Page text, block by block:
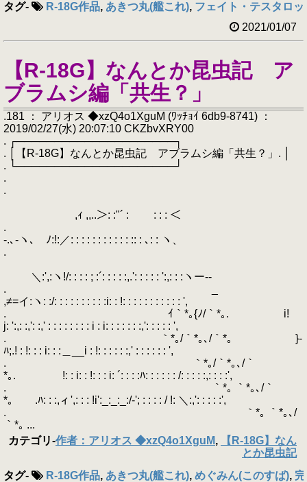
タグ- R-18G作品, あきつ丸(艦これ), フェイト・テスタロッ
2021/01/07
【R-18G】なんとか昆虫記 ア
ブラムシ編「共生？」
.181 ： アリオス ◆xzQ4o1XguM (ﾜｯﾁｮｲ 6db9-8741) ：
2019/02/27(水) 20:07:10 CKZbvXRY00
. ┌─────────────────────┐
. │【R-18G】なんとか昆虫記 アブラムシ編「共生？」. │
. └─────────────────────┘
.
.
,ｨ ,,..＞: :"´ : ￣￣: : : ＜
.
‐.､-ヽ､ ﾉ:!:／: : : : : : : : : : : :: : ､: : ヽ、
.
＼:',:ヽ!/: : : : ; :´: : : : :,.': : : : : ':,: : :ヽー--
. _
,≠=イ:ヽ: :/: : : : : : : : : :i: : !: : : : : : : : : : : ',
. ｲ｀*｡{ﾉ/｀*｡. i!
j: ':,: :,': :,' : : : : : : : : i : i: : : : : : :,': : : : : ',
. ｀*｡/｀*｡､/｀*｡ }-
ﾊ;.! : !: : : i: : :＿__i : !: : : : : :,' : : : : : : ',
. ｀*｡/｀*｡､/｀
*｡. !: : i: : !: : : i: ´: : : :ﾊ: : : : : : /: : : : :,: : : :',
. ｀*｡ ｀*｡､/｀
*｡ .ﾊ: : :,ィ',: : : !i':_:_:_:/-'; : : : : / !: ＼:,': : : : :',
. ｀*｡ ｀*｡､/
｀*｡ ...
カテゴリ-作者：アリオス ◆xzQ4o1XguM,
【R-18G】なん
とか昆虫記
タグ- R-18G作品, あきつ丸(艦これ), めぐみん(このすば),